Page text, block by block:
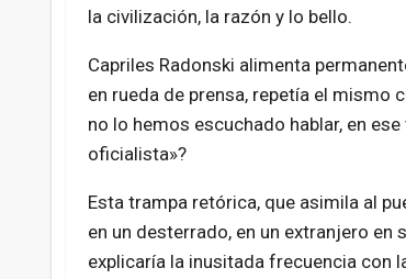
la civilización, la razón y lo bello.
Capriles Radonski alimenta
en rueda de prensa, repetía el mismo
no lo hemos escuchado hablar, en
oficialista»?
Esta trampa retórica, que asimila al
en un desterrado, en un extranjero
explicaría la inusitada frecuencia con